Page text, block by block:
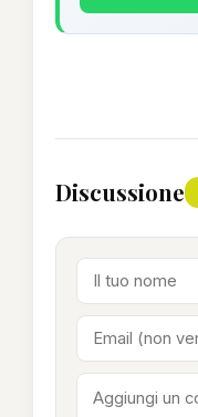
Discussione